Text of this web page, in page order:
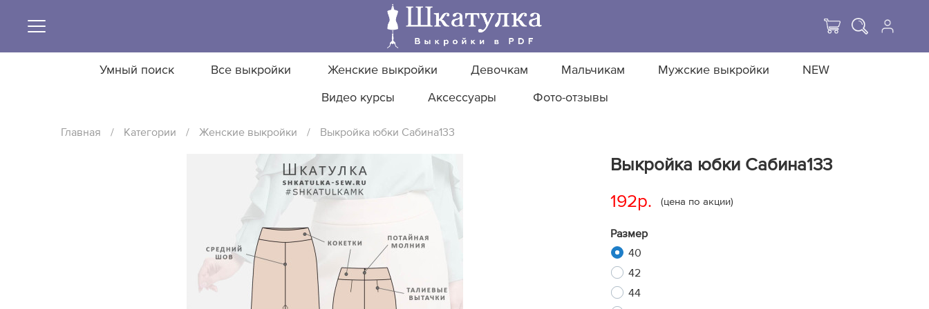
Умный поиск Все выкройки Женские выкройки Девочкам Мальчикам Мужские выкройки NEW
Видео курсы Аксессуары Фото-отзывы
Главная / Категории / Женские выкройки / Выкройка юбки Сабина133
Выкройка юбки Сабина133
192р. (цена по акции)
Размер
40
42
44